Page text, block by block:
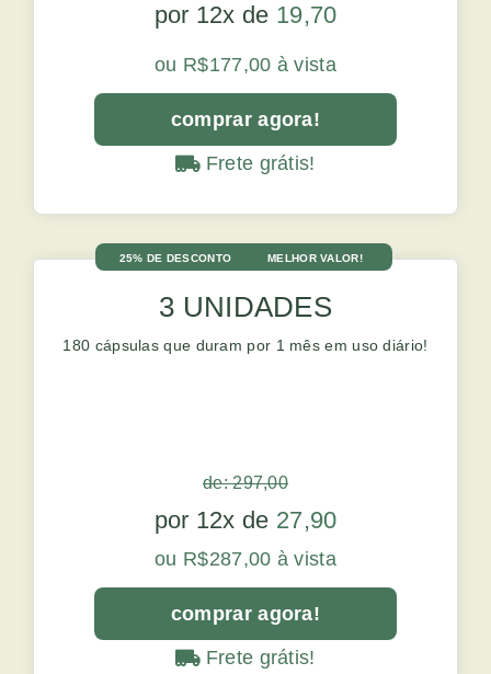
por 12x de 19,70
ou R$177,00 à vista
comprar agora!
Frete grátis!
25% DE DESCONTO MELHOR VALOR!
3 UNIDADES
180 cápsulas que duram por 1 mês em uso diário!
de: 297,00
por 12x de 27,90
ou R$287,00 à vista
comprar agora!
Frete grátis!